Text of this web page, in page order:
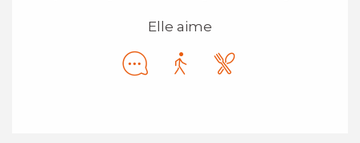
Elle aime